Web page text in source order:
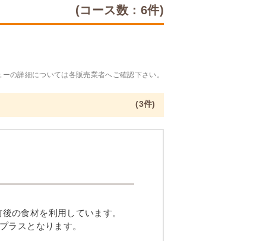
(コース数：6件)
の詳細については各販売業者へご確認下さい。
(3件)
の食材を利用しています。
ラスとなります。